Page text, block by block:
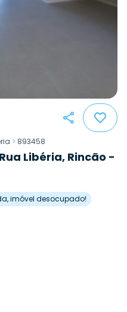
> 893458
Libéria, Rincão -
imóvel desocupado!